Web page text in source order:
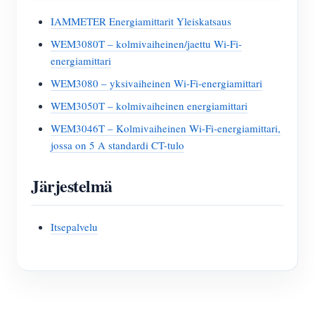
IAMMETER Energiamittarit Yleiskatsaus
WEM3080T – kolmivaiheinen/jaettu Wi-Fi-
energiamittari
WEM3080 – yksivaiheinen Wi-Fi-energiamittari
WEM3050T – kolmivaiheinen energiamittari
WEM3046T – Kolmivaiheinen Wi-Fi-energiamittari,
jossa on 5 A standardi CT-tulo
Järjestelmä
Itsepalvelu